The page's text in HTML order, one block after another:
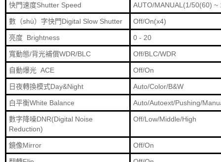
快門速度Shutter Speed AUTO/MANUAL(1/50(60) ~
數（shù）字快門Digital Slow Shutter Off/On(x4)
亮度 Brightness 0 - 20
寬動態/背光補償WDR/BLC Off/BLC/WDR
自動爆光 ACE Off/On
日夜轉換模式Day&Night Auto/Color/B&W
白平衡White Balance Auto/Autoext/Pushing/
數字降噪DNR(Digital Noise
Reduction)
Off/Low/Middle/High
鏡像Mirror Off/On